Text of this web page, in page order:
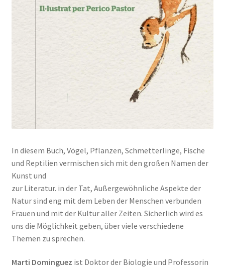
In diesem Buch, Vögel, Pflanzen, Schmetterlinge, Fische
und Reptilien vermischen sich mit den großen Namen der
Kunst und
zur Literatur. in der Tat, Außergewöhnliche Aspekte der
Natur sind eng mit dem Leben der Menschen verbunden
Frauen und mit der Kultur aller Zeiten. Sicherlich wird es
uns die Möglichkeit geben, über viele verschiedene
Themen zu sprechen.
Marti Dominguez ist Doktor der Biologie und Professorin